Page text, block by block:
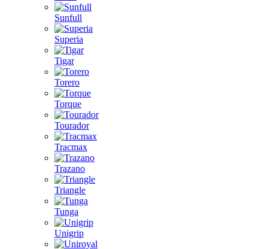
Sunfull
Superia
Tigar
Torero
Torque
Tourador
Tracmax
Trazano
Triangle
Tunga
Unigrip